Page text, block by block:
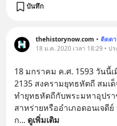
บันทึก
thehistorynow.com • ติดต
18 ม.ค. 2020 เวลา 18:29 • ป
18 มกราคม ค.ศ. 1593 วันนี้
2135 สงครามยุทธหัตถี สมเ
ทำยุทธหัตถีกับพระมหาอุปร
สาหร่ายหรืออำเภอดอนเจดี
ก... ดูเพิ่มเติม